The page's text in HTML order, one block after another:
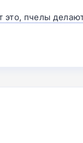
пчелы